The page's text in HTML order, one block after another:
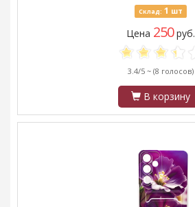
Склад: 1 шт
Цена 250руб.
3.4/5 ~ (8 голосов)
В корзину